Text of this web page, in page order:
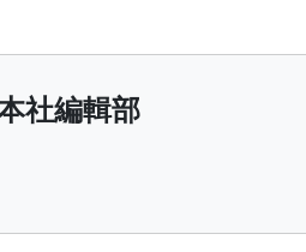
社編輯部